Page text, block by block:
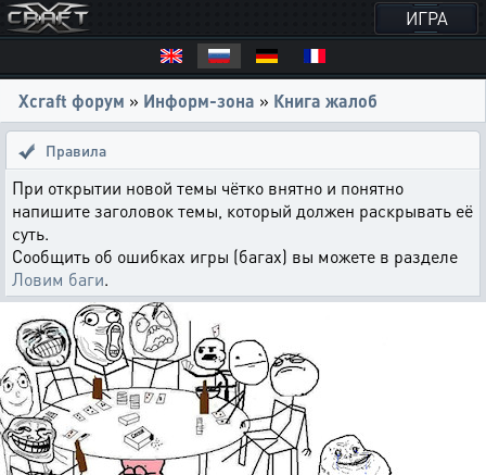
ИГРА
Xcraft форум » Информ-зона » Книга жалоб
Правила
При открытии новой темы чётко внятно и понятно
напишите заголовок темы, который должен раскрывать её
суть.
Сообщить об ошибках игры (багах) вы можете в разделе
Ловим баги.